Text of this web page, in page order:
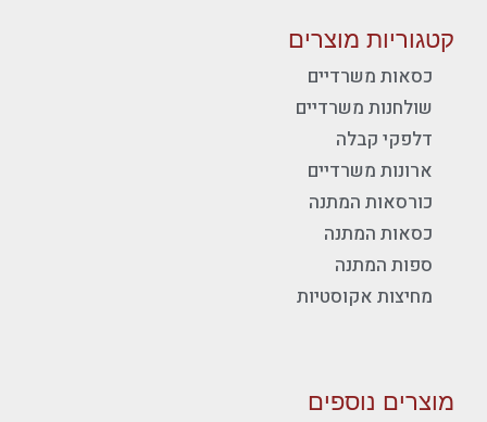
קטגוריות מוצרים
כסאות משרדיים
שולחנות משרדיים
דלפקי קבלה
ארונות משרדיים
כורסאות המתנה
כסאות המתנה
ספות המתנה
מחיצות אקוסטיות
מוצרים נוספים